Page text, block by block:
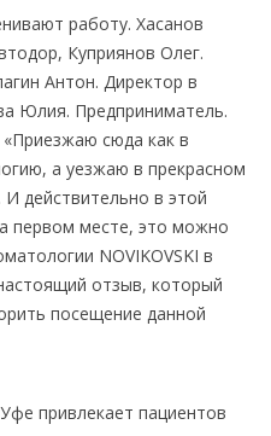
работу. Хасанов
Куприянов Олег.
Антон. Директор в
Юлия. Предприниматель.
сюда как в
а уезжаю в прекрасном
действительно в этой
первом месте, это можно
NOVIKOVSKI в
отзыв, который
посещение данной
привлекает пациентов